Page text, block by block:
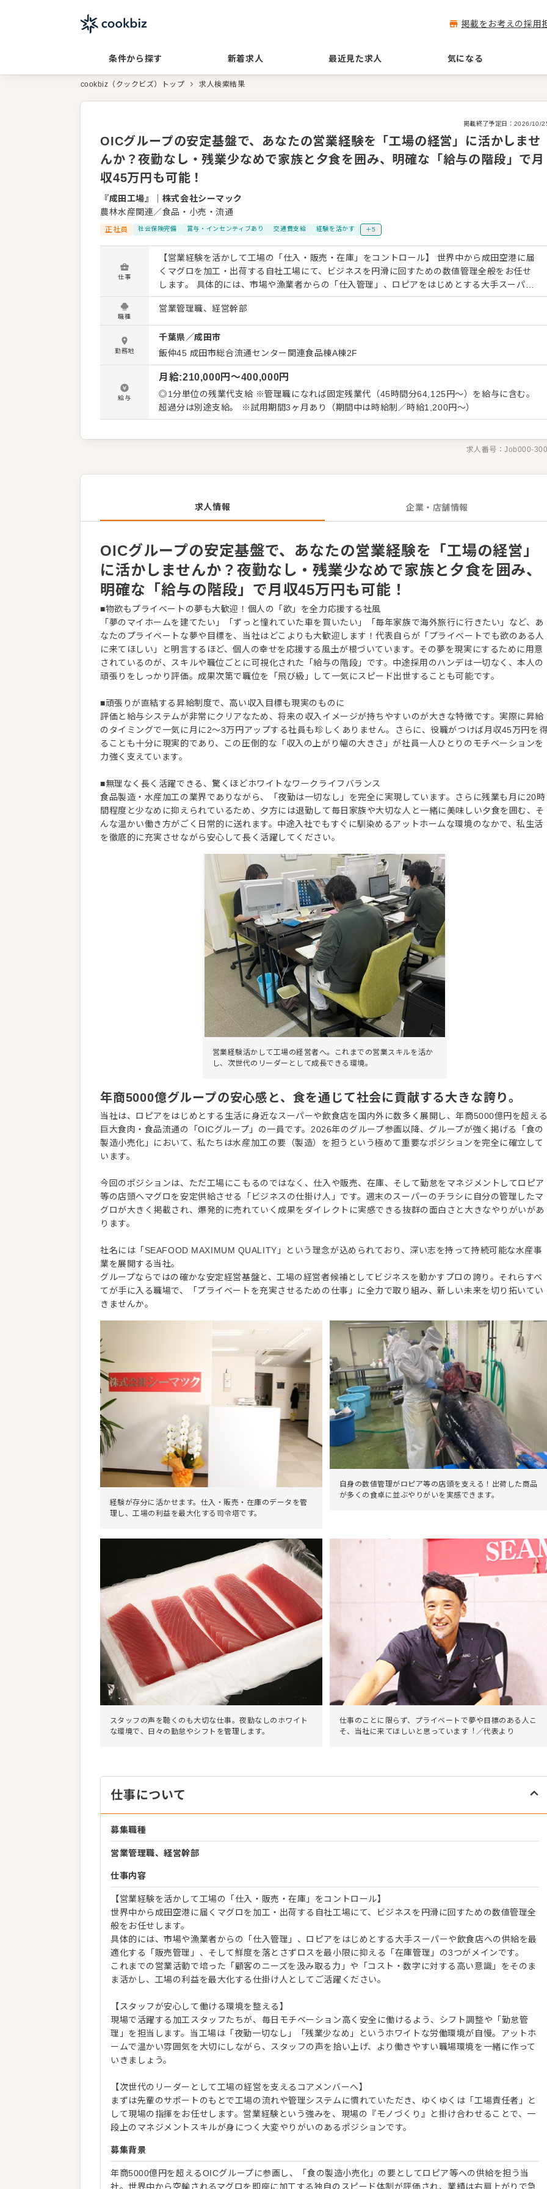
掲載をお考えの採用
条件から探す 新着求人 最近見た求人 気になる
cookbiz（クックビズ）トップ 求人検索結果
掲載終了予定日： 2026/10/
OICグループの安定基盤で、あなたの営業経験を「工場の経営」に活かしませ
んか？夜勤なし・残業少なめで家族と夕食を囲み、明確な「給与の階段」で月
収45万円も可能！
『成田工場』
株式会社シーマック
農林水産関連／食品・小売・流通
正社員 社会保険完備 賞与・インセンティブあり 交通費支給 経験を活かす ＋5
仕事
【営業経験を活かして工場の「仕入・販売・在庫」をコントロール】 世界中から成田空港に届
くマグロを加工・出荷する自社工場にて、ビジネスを円滑に回すための数値管理全般をお任せ
します。 具体的には、市場や漁業者からの「仕入管理」、ロピアをはじめとする大手スーパー
や飲食店への供給を最適化する「販売管理」、そして鮮度を落とさずロスを最小限に抑える
「在庫管理」の3つがメインです。 これまでの営業活動で培った「顧客のニーズを汲み取る力」
や「コスト・数字に対する高い意識」をそのまま活かし、工場の利益を最大化する仕掛け人と
してご活躍ください。 【スタッフが安心して働ける環境を整える】 現場で活躍する加工スタッ
フたちが、毎日モチベーション高く安全に働けるよう、シフト調整や「勤怠管理」を担当しま
す。当工場は「夜勤一切なし」「残業少なめ」というホワイトな労働環境が自慢。アットホー
ムで温かい雰囲気を大切にしながら、スタッフの声を拾い上げ、より働きやすい職場環境を一
緒に作っていきましょう。 【次世代のリーダーとして工場の経営を支えるコアメンバーへ】 ま
ずは先輩のサポートのもとで工場の流れや管理システムに慣れていただき、ゆくゆくは「工場
責任者」として現場の指揮をお任せします。営業経験という強みを、現場の『モノづくり』と
職種
営業管理職、経営幹部
勤務地
千葉県／成田市
飯仲45 成田市総合流通センター関連食品棟A棟2F
給与
月給:210,000円〜400,000円
◎1分単位の残業代支給 ※管理職になれば固定残業代（45時間分64,125円～）を給与に含む。
超過分は別途支給。 ※試用期間3ヶ月あり（期間中は時給制／時給1,200円～）
求人番号：Job000-
求人情報 企業・店舗情報
OICグループの安定基盤で、あなたの営業経験を「工場の経営」
に活かしませんか？夜勤なし・残業少なめで家族と夕食を囲み、
明確な「給与の階段」で月収45万円も可能！
■物欲もプライベートの夢も大歓迎！個人の「欲」を全力応援する社風
「夢のマイホームを建てたい」「ずっと憧れていた車を買いたい」「毎年家族で海外旅行に行きたい」など、あ
なたのプライベートな夢や目標を、当社はどこよりも大歓迎します！代表自らが「プライベートでも欲のある人
に来てほしい」と明言するほど、個人の幸せを応援する風土が根づいています。その夢を現実にするために用意
されているのが、スキルや職位ごとに可視化された「給与の階段」です。中途採用のハンデは一切なく、本人の
頑張りをしっかり評価。成果次第で職位を「飛び級」して一気にスピード出世することも可能です。
■頑張りが直結する昇給制度で、高い収入目標も現実のものに
評価と給与システムが非常にクリアなため、将来の収入イメージが持ちやすいのが大きな特徴です。実際に昇給
のタイミングで一気に月に2〜3万円アップする社員も珍しくありません。さらに、役職がつけば月収45万円を
ることも十分に現実的であり、この圧倒的な「収入の上がり幅の大きさ」が社員一人ひとりのモチベーションを
力強く支えています。
■無理なく長く活躍できる、驚くほどホワイトなワークライフバランス
食品製造・水産加工の業界でありながら、「夜勤は一切なし」を完全に実現しています。さらに残業も月に20時
間程度と少なめに抑えられているため、夕方には退勤して毎日家族や大切な人と一緒に美味しい夕食を囲む、そ
んな温かい働き方がごく日常的に送れます。中途入社でもすぐに馴染めるアットホームな環境のなかで、私生活
を徹底的に充実させながら安心して長く活躍してください。
営業経験活かして工場の経営者へ。これまでの営業スキルを活か
し、次世代のリーダーとして成長できる環境。
年商5000億グループの安心感と、食を通じて社会に貢献する大きな誇り。
当社は、ロピアをはじめとする生活に身近なスーパーや飲食店を国内外に数多く展開し、年商5000億円を超え
巨大食肉・食品流通の「OICグループ」の一員です。2026年のグループ参画以降、グループが強く掲げる「食の
製造小売化」において、私たちは水産加工の要（製造）を担うという極めて重要なポジションを完全に確立して
います。
今回のポジションは、ただ工場にこもるのではなく、仕入や販売、在庫、そして勤怠をマネジメントしてロピア
等の店頭へマグロを安定供給させる「ビジネスの仕掛け人」です。週末のスーパーのチラシに自分の管理したマ
グロが大きく掲載され、爆発的に売れていく成果をダイレクトに実感できる抜群の面白さと大きなやりがいがあ
ります。
社名には「SEAFOOD MAXIMUM QUALITY」という理念が込められており、深い志を持って持続可能な水産事
業を展開する当社。
グループならではの確かな安定経営基盤と、工場の経営者候補としてビジネスを動かすプロの誇り。それらすべ
てが手に入る職場で、「プライベートを充実させるための仕事」に全力で取り組み、新しい未来を切り拓いてい
きませんか。
経験が存分に活かせます。仕入・販売・在庫のデータを管
理し、工場の利益を最大化する司令塔です。
自身の数値管理がロピア等の店頭を支える！出荷した商品
が多くの食卓に並ぶやりがいを実感できます。
スタッフの声を聴くのも大切な仕事。夜勤なしのホワイト
な環境で、日々の勤怠やシフトを管理します。
仕事のことに限らず、プライベートで夢や目標のある人こ
そ、当社に来てほしいと思っています︕／代表より
仕事について
募集職種
営業管理職、経営幹部
仕事内容
【営業経験を活かして工場の「仕入・販売・在庫」をコントロール】
世界中から成田空港に届くマグロを加工・出荷する自社工場にて、ビジネスを円滑に回すための数値管理全
般をお任せします。
具体的には、市場や漁業者からの「仕入管理」、ロピアをはじめとする大手スーパーや飲食店への供給を最
適化する「販売管理」、そして鮮度を落とさずロスを最小限に抑える「在庫管理」の3つがメインです。
これまでの営業活動で培った「顧客のニーズを汲み取る力」や「コスト・数字に対する高い意識」をそのま
ま活かし、工場の利益を最大化する仕掛け人としてご活躍ください。
【スタッフが安心して働ける環境を整える】
現場で活躍する加工スタッフたちが、毎日モチベーション高く安全に働けるよう、シフト調整や「勤怠管
理」を担当します。当工場は「夜勤一切なし」「残業少なめ」というホワイトな労働環境が自慢。アットホ
ームで温かい雰囲気を大切にしながら、スタッフの声を拾い上げ、より働きやすい職場環境を一緒に作って
いきましょう。
【次世代のリーダーとして工場の経営を支えるコアメンバーへ】
まずは先輩のサポートのもとで工場の流れや管理システムに慣れていただき、ゆくゆくは「工場責任者」と
して現場の指揮をお任せします。営業経験という強みを、現場の『モノづくり』と掛け合わせることで、一
段上のマネジメントスキルが身につく大変やりがいのあるポジションです。
募集背景
年商5000億円を超えるOICグループに参画し、「食の製造小売化」の要としてロピア等への供給を担う当
社。世界中から空輸されるマグロを即座に加工する独自のスピード体制が評価され、業績は右肩上がりで急